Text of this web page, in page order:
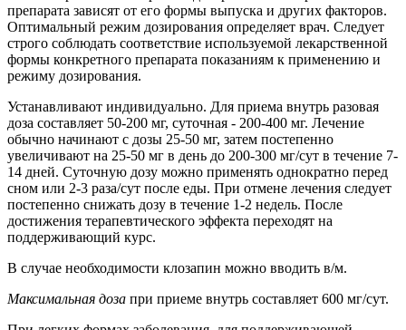
препарата зависят от его формы выпуска и других факторов.
Оптимальный режим дозирования определяет врач. Следует
строго соблюдать соответствие используемой лекарственной
формы конкретного препарата показаниям к применению и
режиму дозирования.
Устанавливают индивидуально. Для приема внутрь разовая
доза составляет 50-200 мг, суточная - 200-400 мг. Лечение
обычно начинают с дозы 25-50 мг, затем постепенно
увеличивают на 25-50 мг в день до 200-300 мг/сут в течение 7-
14 дней. Суточную дозу можно применять однократно перед
сном или 2-3 раза/сут после еды. При отмене лечения следует
постепенно снижать дозу в течение 1-2 недель. После
достижения терапевтического эффекта переходят на
поддерживающий курс.
В случае необходимости клозапин можно вводить в/м.
Максимальная доза при приеме внутрь составляет 600 мг/сут.